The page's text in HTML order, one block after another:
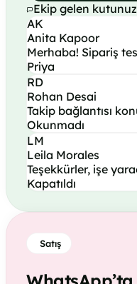
Ekip gelen kutunuz
AK
Anita Kapoor
Merhaba! Sipariş
Priya
RD
Rohan Desai
Takip bağlantısı
Okunmadı
LM
Leila Morales
Teşekkürler, işe
Kapatıldı
Satış